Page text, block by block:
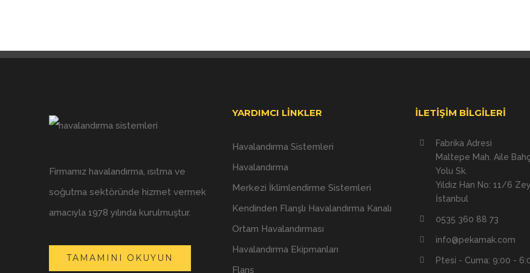
Firmamız havalandırma, ısıtma ve
soğutma sektöründe hizmet vermek
amacıyla 1978 yılında kurulmuştur.
TAMAMINI OKUYUN
YARDIMCI LINKLER
Havalandırma Sistemleri
Havalandırma
Merkezi İklimlendirme Sistemleri
Kendinden Flanşlı Havalandırma Kanalı
Ortam Havalandırması
Havalandırma Ekipmanları
Flanş
İLETIŞIM BILGILERI
Fabrika Adresi
Maltepe Mah. Aile
Yolu Sk.
Yıldız Han No: 11/6
İstanbul
0535 360 88 73
info@pekamak.com
Ptesi - Cuma: 9:00 -